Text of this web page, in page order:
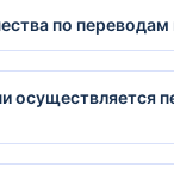
по переводам
осуществляется